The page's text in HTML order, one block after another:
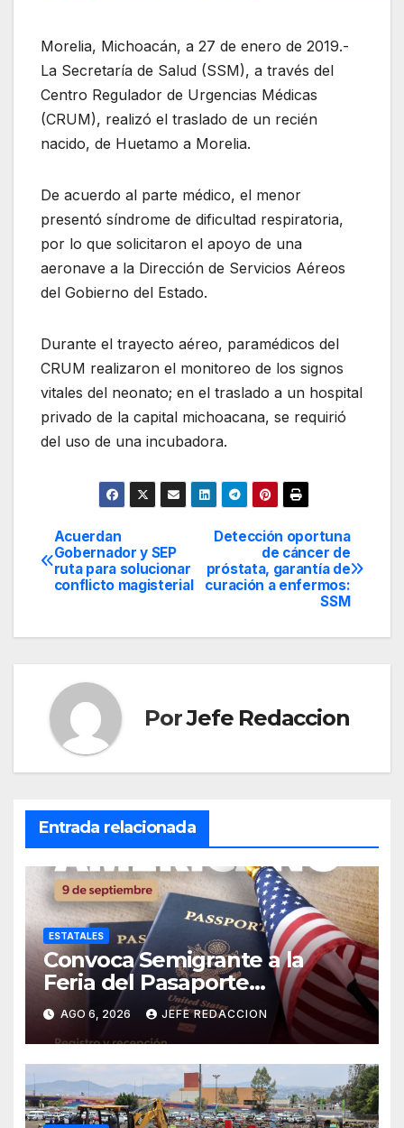
Morelia, Michoacán, a 27 de enero de 2019.-
La Secretaría de Salud (SSM), a través del
Centro Regulador de Urgencias Médicas
(CRUM), realizó el traslado de un recién
nacido, de Huetamo a Morelia.
De acuerdo al parte médico, el menor
presentó síndrome de dificultad respiratoria,
por lo que solicitaron el apoyo de una
aeronave a la Dirección de Servicios Aéreos
del Gobierno del Estado.
Durante el trayecto aéreo, paramédicos del
CRUM realizaron el monitoreo de los signos
vitales del neonato; en el traslado a un hospital
privado de la capital michoacana, se requirió
del uso de una incubadora.
Navegación
de
Detección oportuna
de cáncer de
próstata, garantía de
curación a enfermos:
SSM
Acuerdan
Gobernador y SEP
ruta para solucionar
conflicto magisterial
PorJefe Redaccion
Entrada relacionada
ESTATALES
Convoca Semigrante a la
Feria del Pasaporte
Estadounidense 2026
AGO 6, 2026 JEFE REDACCION